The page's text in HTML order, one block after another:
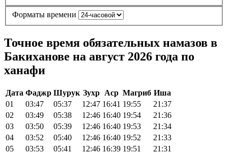
Форматы времени
Точное время обязательных намазов в
Бакиханове на август 2026 года по
ханафи
Дата Фаджр Шурук Зухр Аср Магриб Иша
01
03:47 05:37 12:47 16:41 19:55
21:37
02
03:49 05:38 12:46 16:40 19:54
21:36
03
03:50 05:39 12:46 16:40 19:53
21:34
04
03:52 05:40 12:46 16:40 19:52
21:33
05
03:53 05:41 12:46 16:39 19:51
21:31